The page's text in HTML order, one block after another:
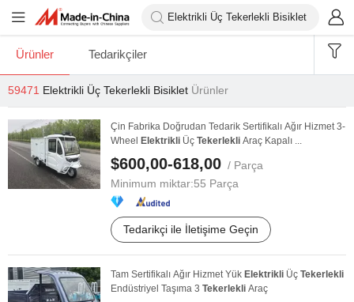
Ürünler Tedarikçiler
59471 Elektrikli Üç Tekerlekli Bisiklet Ürünler
Çin Fabrika Doğrudan Tedarik Sertifikalı Ağır Hizmet 3-
Wheel
Elektrikli Üç Tekerlekli Araç Kapalı ...
$600,00-618,00 / Parça
Minimum miktar:55 Parça
Tedarikçi ile İletişime Geçin
Tam Sertifikalı Ağır Hizmet Yük Elektrikli Üç Tekerlekli
Endüstriyel Taşıma 3 Tekerlekli Araç